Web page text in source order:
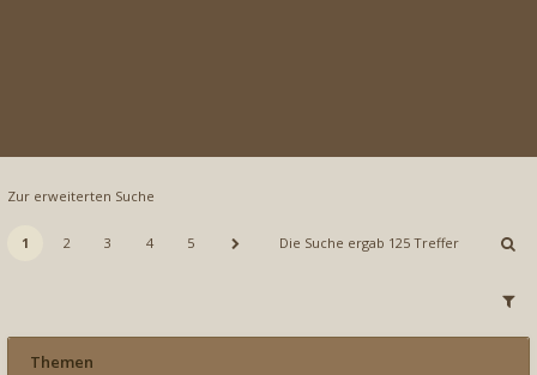
Zur erweiterten Suche
1 2 3 4 5 Die Suche ergab 125 Treffer
Themen